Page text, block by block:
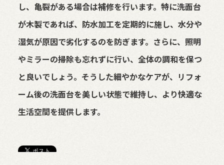
し、亀裂がある場合は補修を行います。特に洗面台
が木製であれば、防水加工を定期的に施し、水分や
湿気が原因で劣化するのを防ぎます。さらに、照明
やミラーの掃除も忘れずに行い、全体の調和を保つ
と良いでしょう。そうした細やかなケアが、リフォ
ーム後の洗面台を美しい状態で維持し、より快適な
生活空間を提供します。